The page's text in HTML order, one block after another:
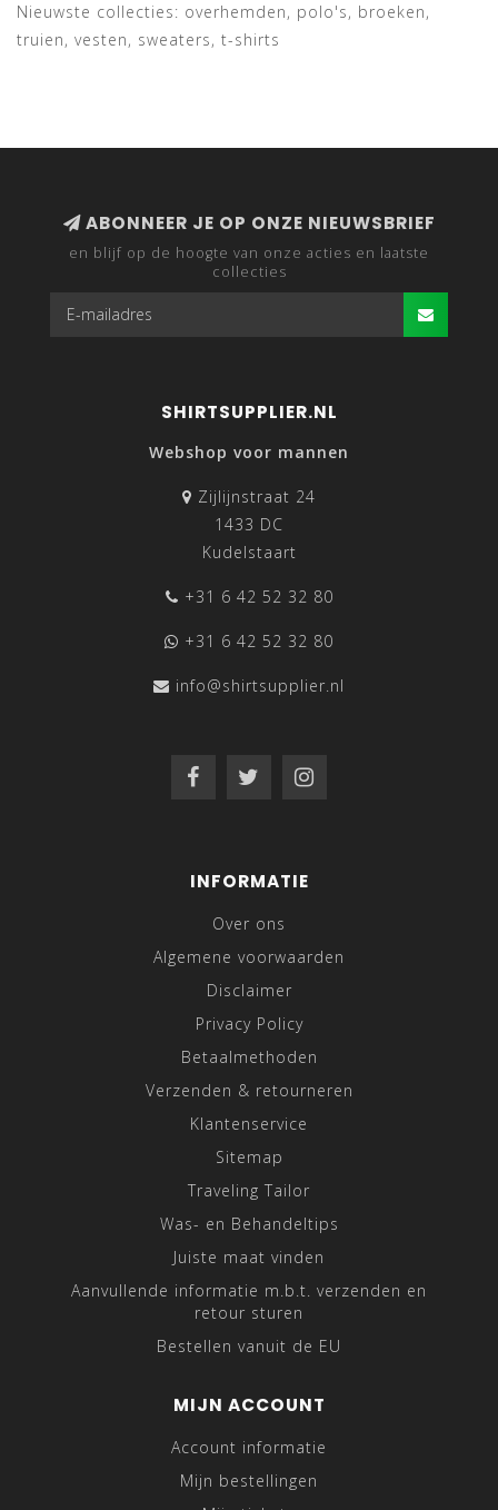
Nieuwste collecties: overhemden, polo's, broeken,
truien, vesten, sweaters, t-shirts
ABONNEER JE OP ONZE NIEUWSBRIEF
en blijf op de hoogte van onze acties en laatste
collecties
SHIRTSUPPLIER.NL
Webshop voor mannen
Zijlijnstraat 24
1433 DC
Kudelstaart
+31 6 42 52 32 80
+31 6 42 52 32 80
info@shirtsupplier.nl
INFORMATIE
Over ons
Algemene voorwaarden
Disclaimer
Privacy Policy
Betaalmethoden
Verzenden & retourneren
Klantenservice
Sitemap
Traveling Tailor
Was- en Behandeltips
Juiste maat vinden
Aanvullende informatie m.b.t. verzenden en
retour sturen
Bestellen vanuit de EU
MIJN ACCOUNT
Account informatie
Mijn bestellingen